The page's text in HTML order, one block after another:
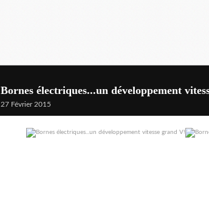
Bornes électriques...un développement
27 Février 2015